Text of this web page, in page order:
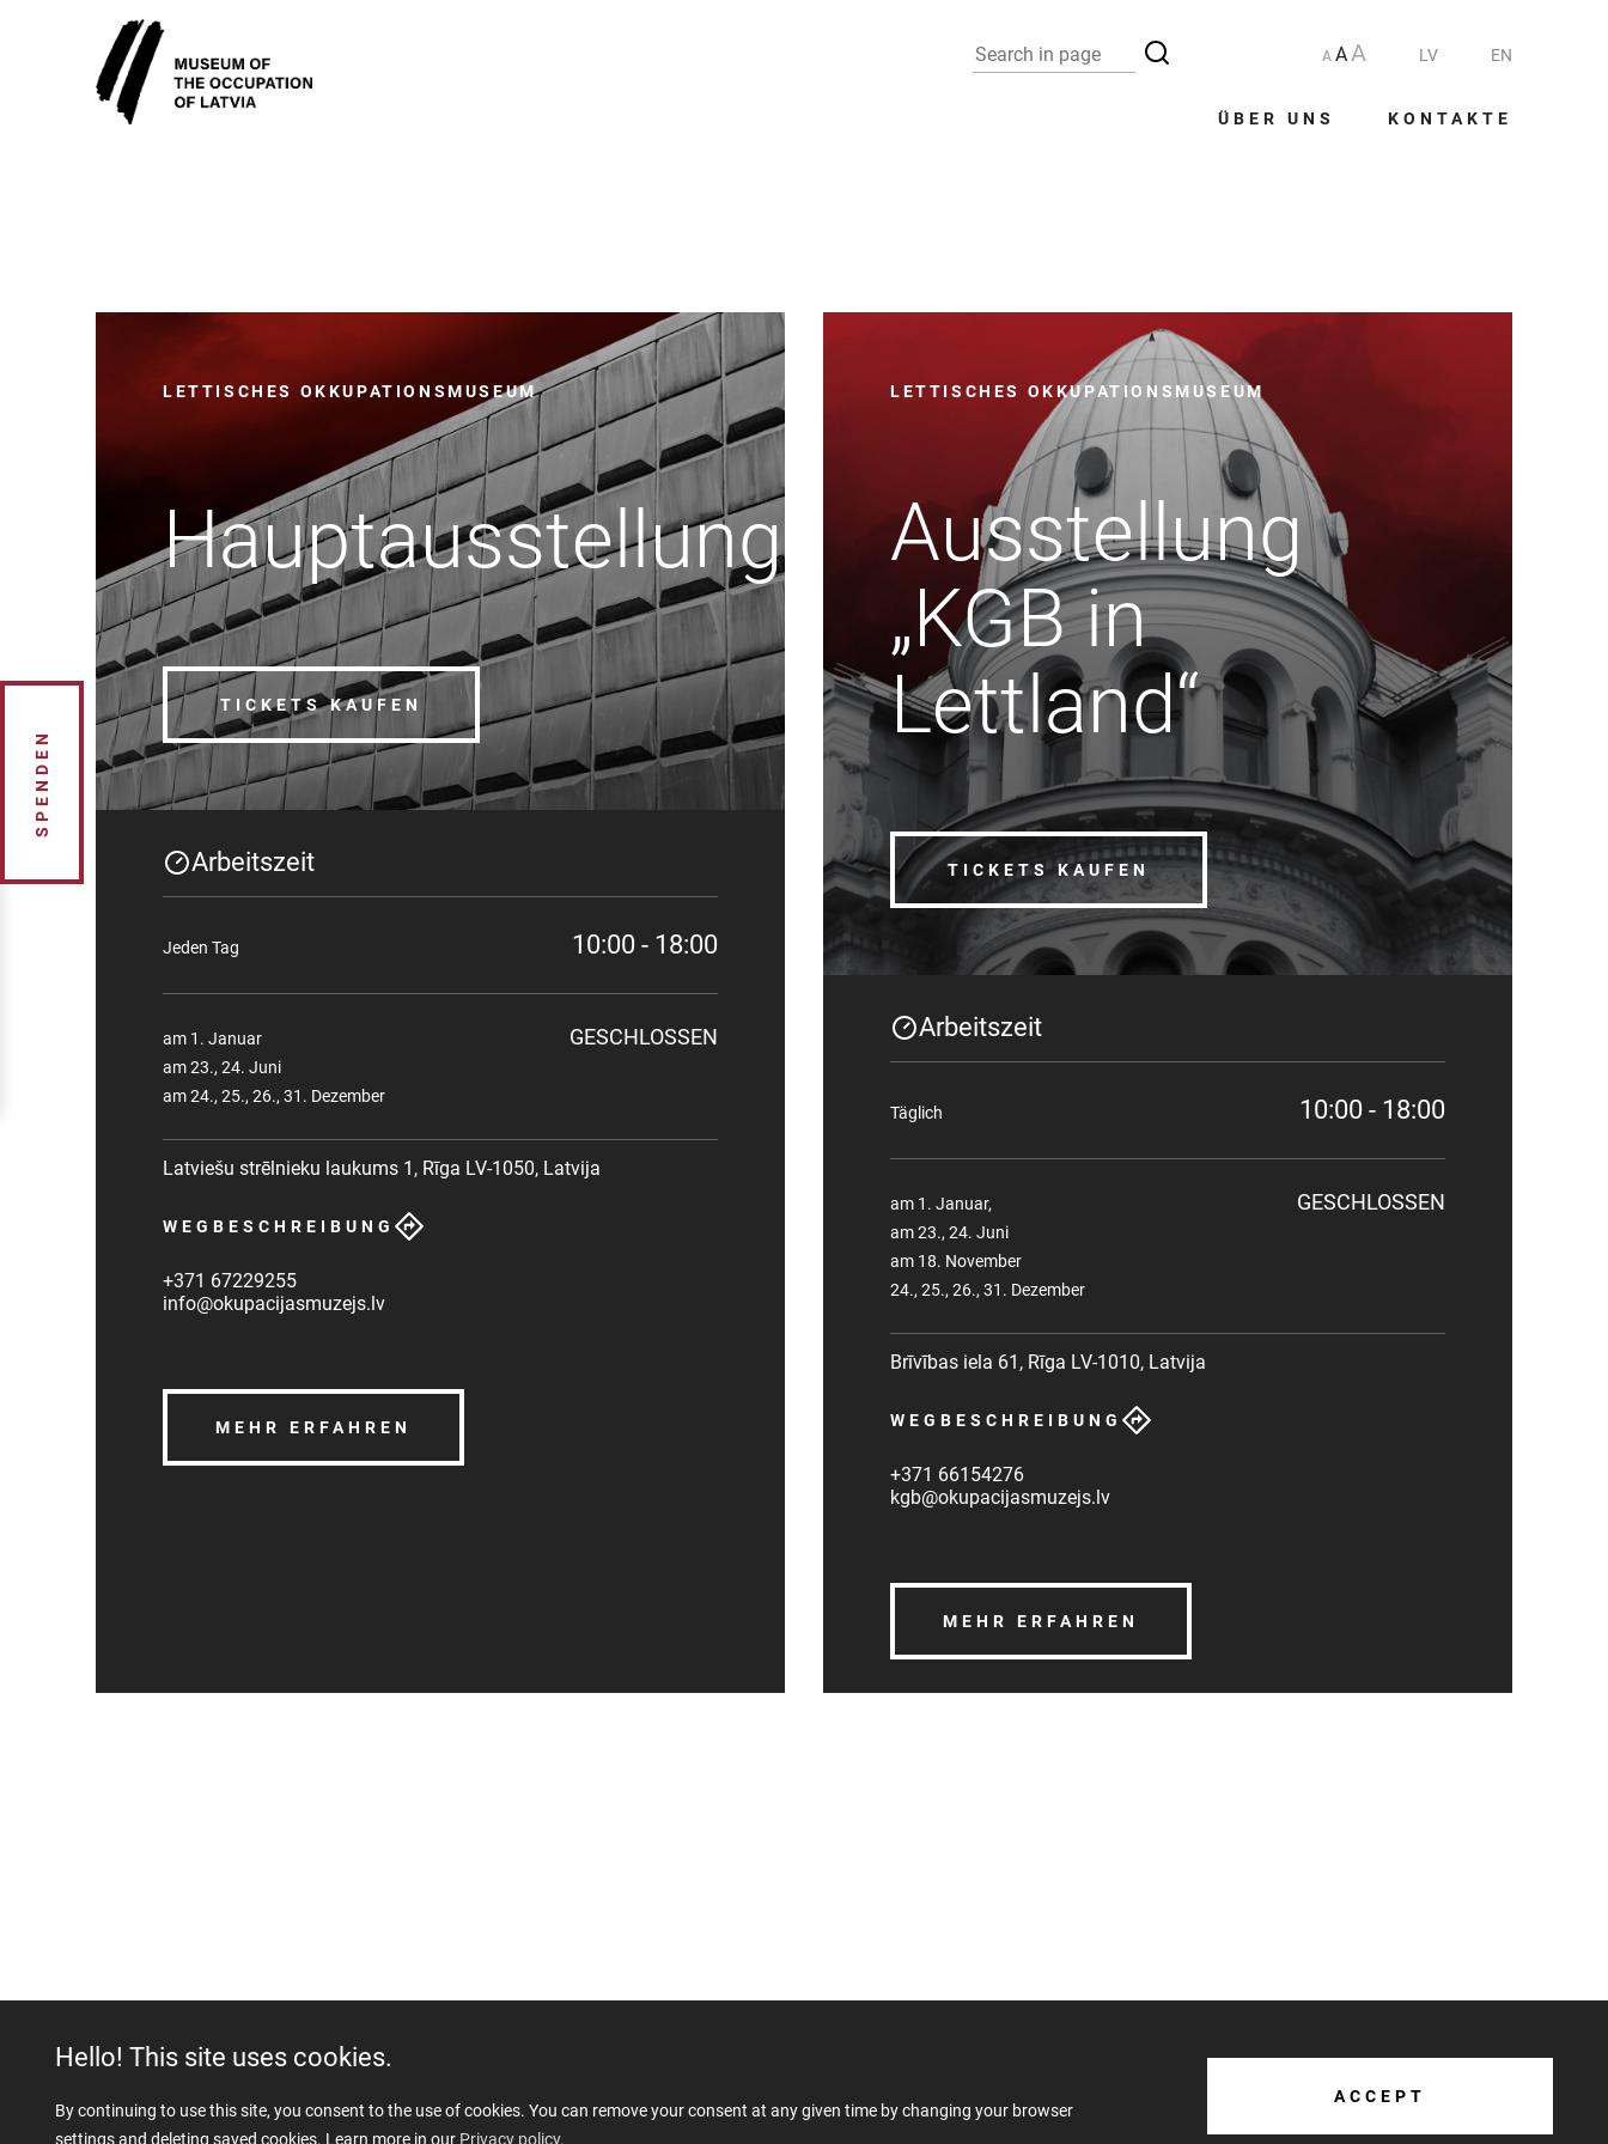
A AA LV EN
ÜBER UNS KONTAKTE
Hello! This site uses cookies.
By continuing to use this site, you consent to the use of cookies. You can remove your consent at any given time by changing your browser
settings and deleting saved cookies. Learn more in our Privacy policy.
ACCEPT
SPENDEN
LETTISCHES OKKUPATIONSMUSEUM
Hauptausstellung
TICKETS KAUFEN
Arbeitszeit
Jeden Tag 10:00 - 18:00
am 1. Januar
am 23., 24. Juni
am 24., 25., 26., 31. Dezember
GESCHLOSSEN
Latviešu strēlnieku laukums 1, Rīga LV-1050, Latvija
WEGBESCHREIBUNG
+371 67229255
info@okupacijasmuzejs.lv
MEHR ERFAHREN
LETTISCHES OKKUPATIONSMUSEUM
Ausstellung
„KGB in
Lettland“
TICKETS KAUFEN
Arbeitszeit
Täglich 10:00 - 18:00
am 1. Januar,
am 23., 24. Juni
am 18. November
24., 25., 26., 31. Dezember
GESCHLOSSEN
Brīvības iela 61, Rīga LV-1010, Latvija
WEGBESCHREIBUNG
+371 66154276
kgb@okupacijasmuzejs.lv
MEHR ERFAHREN
ÜBER UNS